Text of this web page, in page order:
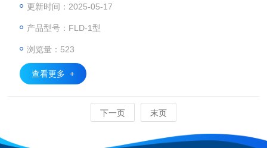
更新时间：2025-05-17
产品型号：FLD-1型
浏览量：523
查看更多 +
下一页 末页